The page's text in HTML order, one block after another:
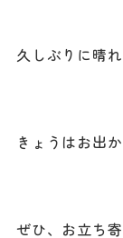
久しぶりに晴
きょうはお出
ぜひ、お立ち